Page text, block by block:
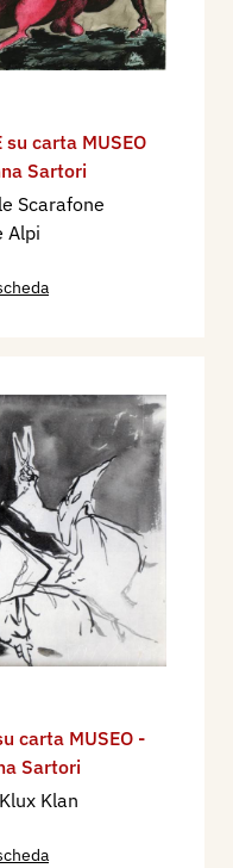
su carta MUSEO
Sartori
Scarafone
Alpi
carta MUSEO -
Sartori
Klan